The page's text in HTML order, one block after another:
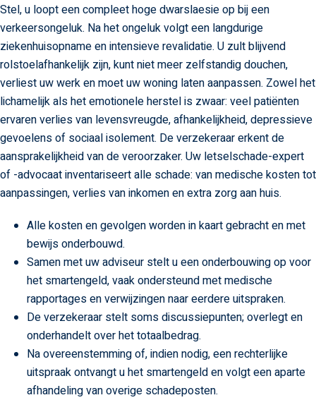
Stel, u loopt een compleet hoge dwarslaesie op bij een
verkeersongeluk. Na het ongeluk volgt een langdurige
ziekenhuisopname en intensieve revalidatie. U zult blijvend
rolstoelafhankelijk zijn, kunt niet meer zelfstandig douchen,
verliest uw werk en moet uw woning laten aanpassen. Zowel het
lichamelijk als het emotionele herstel is zwaar: veel patiënten
ervaren verlies van levensvreugde, afhankelijkheid, depressieve
gevoelens of sociaal isolement. De verzekeraar erkent de
aansprakelijkheid van de veroorzaker. Uw letselschade-expert
of -advocaat inventariseert alle schade: van medische kosten tot
aanpassingen, verlies van inkomen en extra zorg aan huis.
Alle kosten en gevolgen worden in kaart gebracht en met
bewijs onderbouwd.
Samen met uw adviseur stelt u een onderbouwing op voor
het smartengeld, vaak ondersteund met medische
rapportages en verwijzingen naar eerdere uitspraken.
De verzekeraar stelt soms discussiepunten; overlegt en
onderhandelt over het totaalbedrag.
Na overeenstemming of, indien nodig, een rechterlijke
uitspraak ontvangt u het smartengeld en volgt een aparte
afhandeling van overige schadeposten.